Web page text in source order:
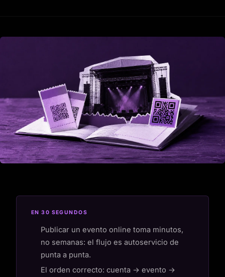
EN 30 SEGUNDOS
Publicar un evento online toma minutos,
no semanas: el flujo es autoservicio de
punta a punta.
El orden correcto: cuenta → evento →